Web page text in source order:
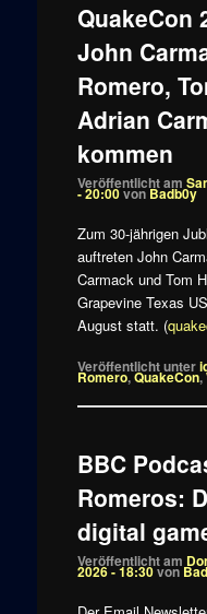
QuakeCon
John
Romero,
Adrian
kommen
Veröffentlicht am
- 20:00vonBadb0y
Zum 30-jährigen
auftreten John
Carmack und Tom
Grapevine Texas
August statt. (
Veröffentlicht unter
Romero,QuakeCon,
BBC
Romeros:
digital
Veröffentlicht am
2026 - 18:30von